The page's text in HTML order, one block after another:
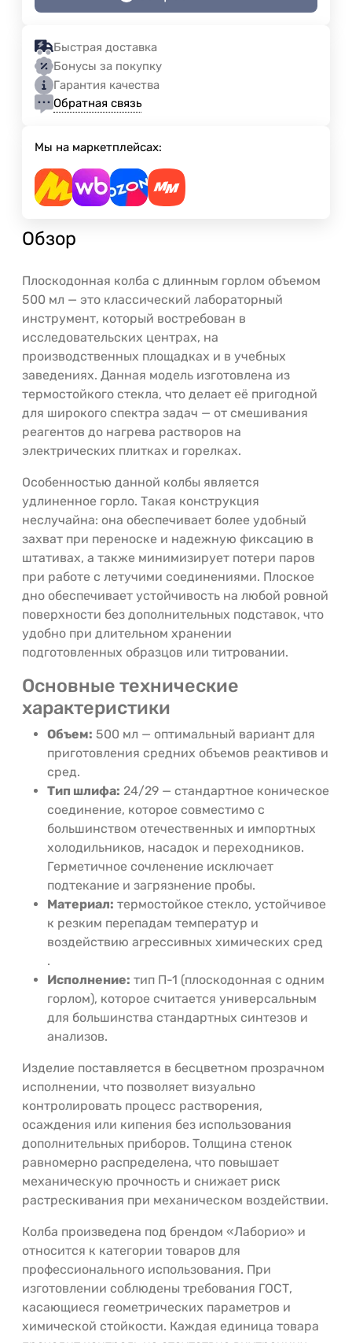
Быстрая доставка
Бонусы за покупку
Гарантия качества
Обратная связь
Мы на маркетплейсах:
Обзор
Плоскодонная колба с длинным горлом объемом
500 мл — это классический лабораторный
инструмент, который востребован в
исследовательских центрах, на
производственных площадках и в учебных
заведениях. Данная модель изготовлена из
термостойкого стекла, что делает её пригодной
для широкого спектра задач — от смешивания
реагентов до нагрева растворов на
электрических плитках и горелках.
Особенностью данной колбы является
удлиненное горло. Такая конструкция
неслучайна: она обеспечивает более удобный
захват при переноске и надежную фиксацию в
штативах, а также минимизирует потери паров
при работе с летучими соединениями. Плоское
дно обеспечивает устойчивость на любой ровной
поверхности без дополнительных подставок, что
удобно при длительном хранении
подготовленных образцов или титровании.
Основные технические
характеристики
Объем: 500 мл — оптимальный вариант для
приготовления средних объемов реактивов и
сред.
Тип шлифа: 24/29 — стандартное коническое
соединение, которое совместимо с
большинством отечественных и импортных
холодильников, насадок и переходников.
Герметичное сочленение исключает
подтекание и загрязнение пробы.
Материал: термостойкое стекло, устойчивое
к резким перепадам температур и
воздействию агрессивных химических сред
.
Исполнение: тип П-1 (плоскодонная с одним
горлом), которое считается универсальным
для большинства стандартных синтезов и
анализов.
Изделие поставляется в бесцветном прозрачном
исполнении, что позволяет визуально
контролировать процесс растворения,
осаждения или кипения без использования
дополнительных приборов. Толщина стенок
равномерно распределена, что повышает
механическую прочность и снижает риск
растрескивания при механическом воздействии.
Колба произведена под брендом «Лаборио» и
относится к категории товаров для
профессионального использования. При
изготовлении соблюдены требования ГОСТ,
касающиеся геометрических параметров и
химической стойкости. Каждая единица товара